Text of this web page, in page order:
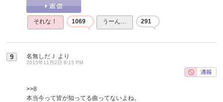
それな！ 1069 うーん… 291
9 名無しだＪ より
2015年11月2日 8:15 PM
>>8
本当今って皆が知ってる曲ってないよね。